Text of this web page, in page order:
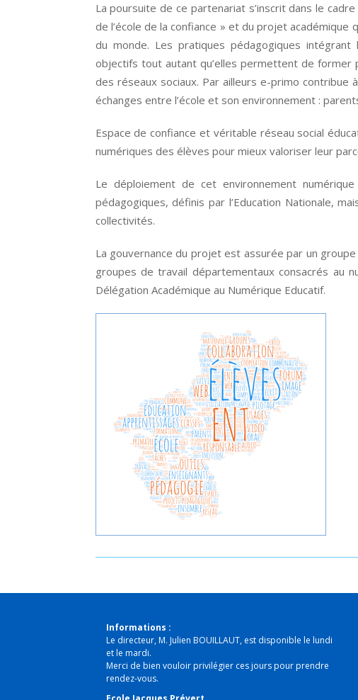
La poursuite de ce partenariat s’inscrit dans le
de l’école de la confiance » et du projet
du monde. Les pratiques pédagogiques
objectifs tout autant qu’elles permettent de former
des réseaux sociaux. Par ailleurs e-primo
échanges entre l’école et son environnement :
Espace de confiance et véritable réseau social
numériques des élèves pour mieux valoriser leur
Le déploiement de cet environnement
pédagogiques, définis par l’Education Nationale,
collectivités.
La gouvernance du projet est assurée par un
groupes de travail départementaux consacrés au
Délégation Académique au Numérique Educatif.
Informations :
Le directeur, M. Julien BOUILLAUT, est disponible le lundi
et le mardi.
Merci de bien vouloir privilégier ces jours pour prendre
rendez-vous.